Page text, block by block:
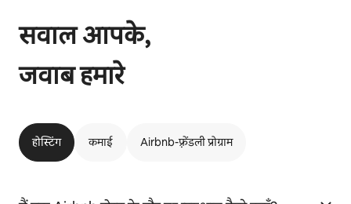
सवाल आपके,
जवाब हमारे
होस्टिंग कमाई Airbnb-फ़्रेंडली प्रोग्राम